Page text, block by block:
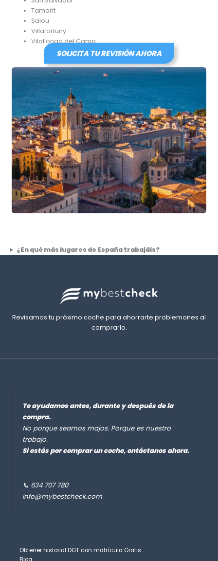
Tamarit
Salou
Villafortuny
Vilallonga del Camp
SOLICITA TU REVISIÓN AHORA
¿En qué más lugares de España trabajáis?
Revisamos tu próximo coche para ahorrarte problemones al
comprarlo.
Te ayudamos antes, durante y después de la
compra.
No porque seamos majos. Porque es nuestro
trabajo.
Si estás por comprar un coche, ontáctanos ahora.
📞 634 707 780
info@mybestcheck.com
Obtener historial DGT con matrícula Gratis